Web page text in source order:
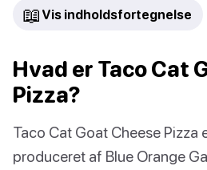
📖 Vis indholdsfortegnelse
Hvad er Taco Cat
Pizza?
Taco Cat Goat Cheese Pizza
produceret af Blue Orange